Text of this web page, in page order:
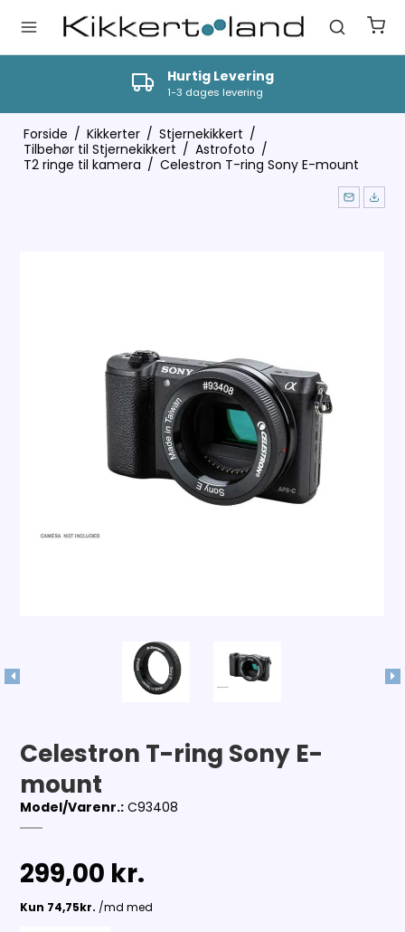
Vi tilbyder professionel vejledning
Ring til os på tlf 9630 3409
Forside / Kikkerter / Stjernekikkert /
Tilbehør til Stjernekikkert / Astrofoto /
T2 ringe til kamera / Celestron T-ring Sony E-mount
Celestron T-ring Sony E-
mount
Model/Varenr.: C93408
299,00 kr.